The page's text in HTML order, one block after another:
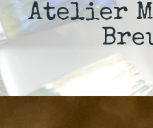
Atelier